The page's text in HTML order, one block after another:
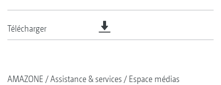
Télécharger
AMAZONE Assistance & services
Espace médias